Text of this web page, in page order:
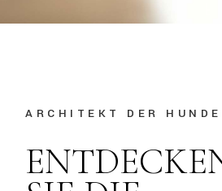
ARCHITEKT DER